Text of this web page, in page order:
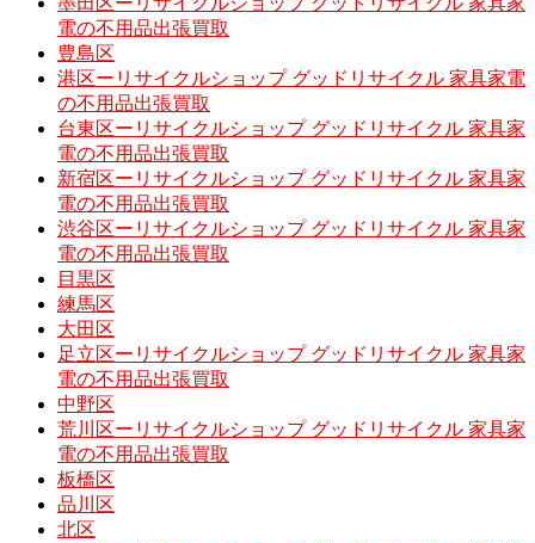
電の不用品出張買取
豊島区
港区ーリサイクルショップ グッドリサイクル 家具家電
の不用品出張買取
台東区ーリサイクルショップ グッドリサイクル 家具家
電の不用品出張買取
新宿区ーリサイクルショップ グッドリサイクル 家具家
電の不用品出張買取
渋谷区ーリサイクルショップ グッドリサイクル 家具家
電の不用品出張買取
目黒区
練馬区
大田区
足立区ーリサイクルショップ グッドリサイクル 家具家
電の不用品出張買取
中野区
荒川区ーリサイクルショップ グッドリサイクル 家具家
電の不用品出張買取
板橋区
品川区
北区